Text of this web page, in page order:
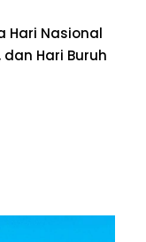
Hari Nasional
dan Hari Buruh